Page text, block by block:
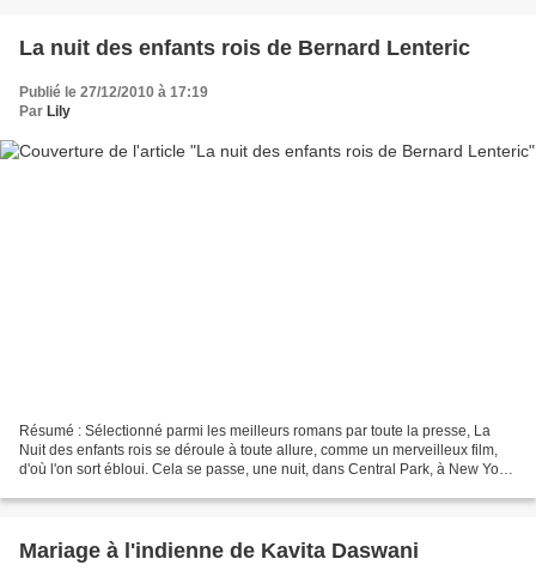
La nuit des enfants rois de Bernard Lenteric
Publié le 27/12/2010 à 17:19
Par Lily
Résumé : Sélectionné parmi les meilleurs romans par toute la presse, La
Nuit des enfants rois se déroule à toute allure, comme un merveilleux film,
d'où l'on sort ébloui. Cela se passe, une nuit, dans Central Park, à New York
Mariage à l'indienne de Kavita Daswani